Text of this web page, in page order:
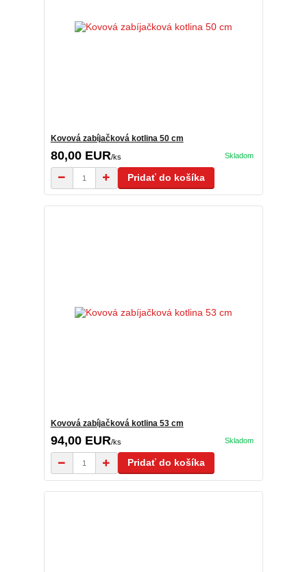
Kovová zabíjačková kotlina 50 cm
80,00 EUR/ks Skladom
Pridať do košíka
Kovová zabíjačková kotlina 53 cm
94,00 EUR/ks Skladom
Pridať do košíka